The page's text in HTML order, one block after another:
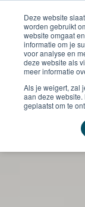
Deze website
worden gebruikt
website omgaat
informatie om je
voor analyse en
deze website als
meer informatie
Als je weigert, zal
aan deze
geplaatst om te